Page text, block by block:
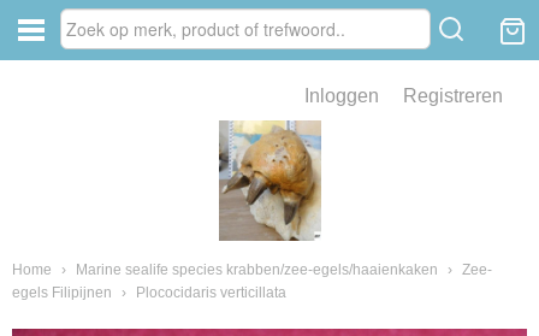
Inloggen Registreren
Home › Marine sealife species krabben/zee-egels/haaienkaken › Zee-
egels Filipijnen
› Plococidaris verticillata
van fossielen en mineralen